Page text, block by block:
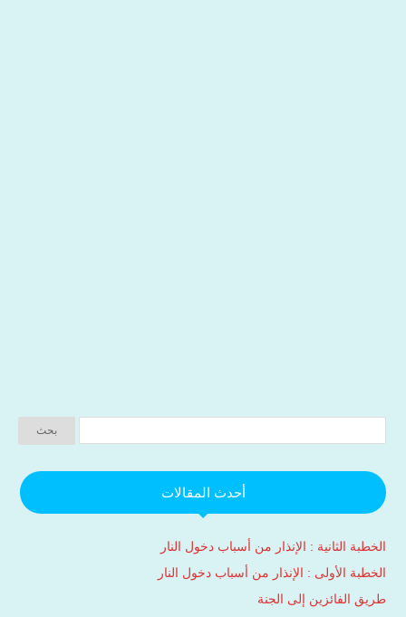
أحدث المقالات
الخطبة الثانية : الإنذار من أسباب دخول النار
الخطبة الأولى : الإنذار من أسباب دخول النار
طريق الفائزين إلى الجنة